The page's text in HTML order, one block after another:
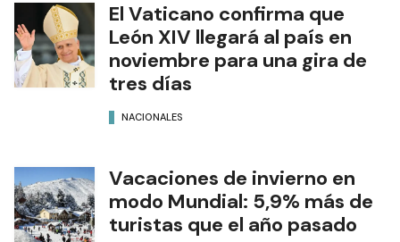
El Vaticano confirma que
León XIV llegará al país en
noviembre para una gira de
tres días
NACIONALES
Vacaciones de invierno en
modo Mundial: 5,9% más de
turistas que el año pasado